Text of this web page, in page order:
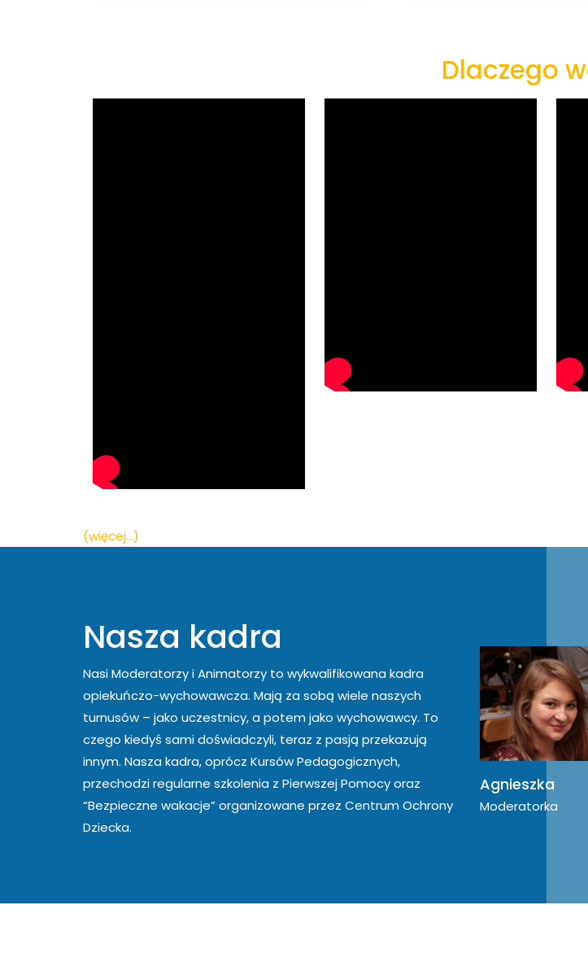
Dlaczego
(więcej…)
Nasza kadra
Nasi Moderatorzy i Animatorzy to wykwalifikowana kadra
opiekuńczo-wychowawcza. Mają za sobą wiele naszych
turnusów – jako uczestnicy, a potem jako wychowawcy. To
czego kiedyś sami doświadczyli, teraz z pasją przekazują
innym. Nasza kadra, oprócz Kursów Pedagogicznych,
przechodzi regularne szkolenia z Pierwszej Pomocy oraz
“Bezpieczne wakacje” organizowane przez Centrum Ochrony
Dziecka.
Agnieszka
Moderatorka